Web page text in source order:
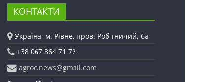
КОНТАКТИ
Україна, м. Рівне, пров. Робітничий, 6а
+38 067 364 71 72
agroc.news@gmail.com